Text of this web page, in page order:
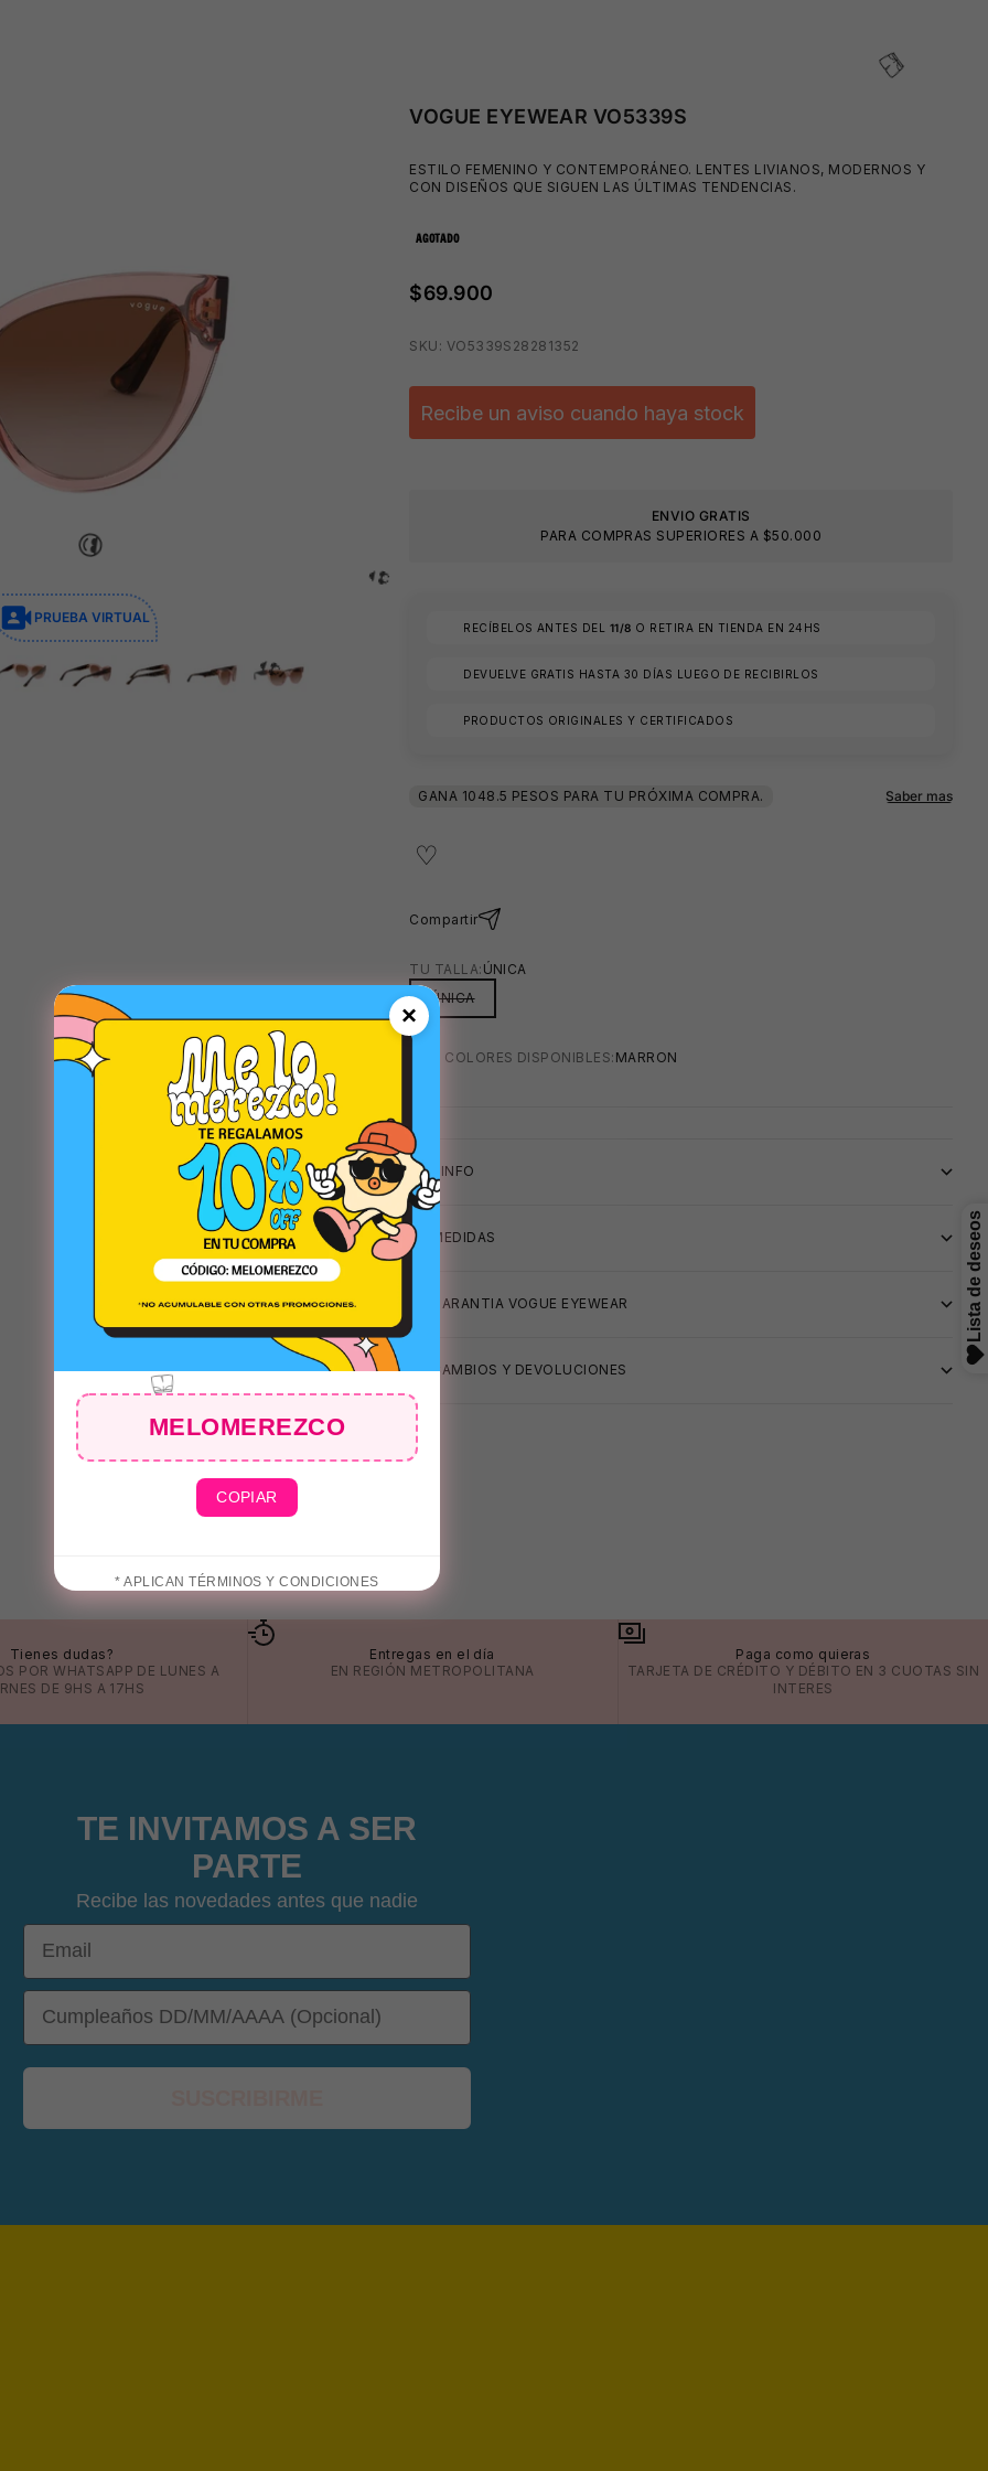
PRUEBA VIRTUAL
VOGUE EYEWEAR VO5339S
ESTILO FEMENINO Y CONTEMPORÁNEO. LENTES LIVIANOS, MODERNOS Y
CON DISEÑOS QUE SIGUEN LAS ÚLTIMAS TENDENCIAS.
AGOTADO
$69.900
SKU: VO5339S28281352
Recibe un aviso cuando haya stock
ENVIO GRATIS
PARA COMPRAS SUPERIORES A $50.000
RECÍBELOS ANTES DEL 11/8 O RETIRA EN TIENDA EN 24HS
DEVUELVE GRATIS HASTA 30 DÍAS LUEGO DE RECIBIRLOS
PRODUCTOS ORIGINALES Y CERTIFICADOS
Compartir
TU TALLA: ÚNICA
ÚNICA
MAS COLORES DISPONIBLES: MARRON
+INFO
MEDIDAS
GARANTIA VOGUE EYEWEAR
CAMBIOS Y DEVOLUCIONES
×
MELOMEREZCO
COPIAR
* APLICAN TÉRMINOS Y CONDICIONES
Tienes dudas?
PORWHATSAPP DE LUNES A
DE 9HS A 17HS
Entregas en el día
EN REGIÓN METROPOLITANA
Paga como quieras
TARJETA DE CRÉDITO Y DÉBITO EN 3 CUOTAS SIN
INTERES
TE INVITAMOS A SER
PARTE
Recibe las novedades antes que nadie
Email
DOB
👙
👙
😎